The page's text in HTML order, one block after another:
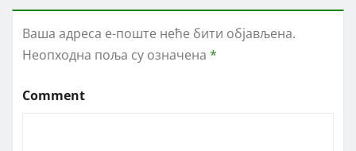
Ваша адреса е-поште неће бити објављена.
Неопходна поља су означена *
Comment